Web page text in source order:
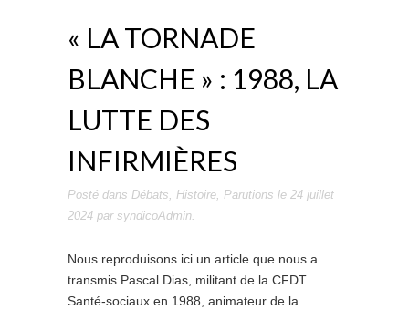
« LA TORNADE
BLANCHE » : 1988, LA
LUTTE DES
INFIRMIÈRES
Posté dans Débats, Histoire, Parutions le 24 juillet
2024 par syndicoAdmin.
Nous reproduisons ici un article que nous a
transmis Pascal Dias, militant de la CFDT
Santé-sociaux en 1988, animateur de la